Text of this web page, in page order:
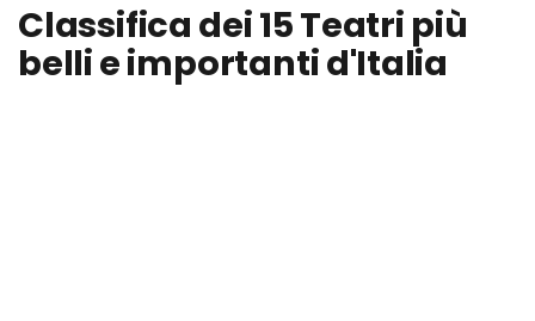
Classifica dei 15 Teatri più
belli e importanti d'Italia